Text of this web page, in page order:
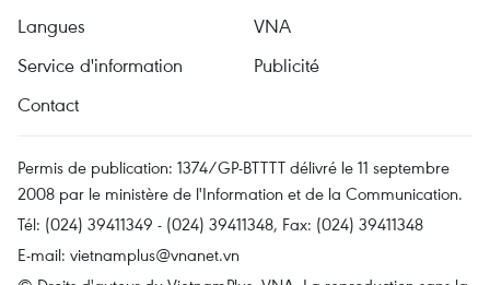
Langues
VNA
Service d'information
Publicité
Contact
Permis de publication: 1374/GP-BTTTT délivré le 11 septembre
2008 par le ministère de l'Information et de la Communication.
Tél: (024) 39411349 - (024) 39411348, Fax: (024) 39411348
E-mail: vietnamplus@vnanet.vn